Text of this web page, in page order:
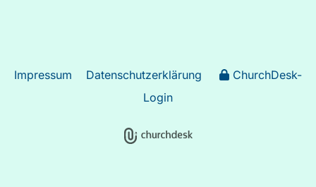
Impressum Datenschutzerklärung
ChurchDesk-
Login